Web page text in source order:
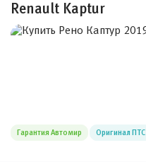
Renault Kaptur
Гарантия Автомир Оригинал ПТС